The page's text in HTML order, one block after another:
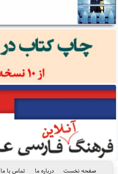
صفحه نخست درباره ما تماس با ما